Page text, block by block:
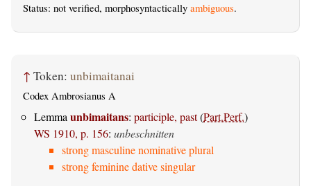
Status: not verified, morphosyntactically ambiguous.
↑ Token: unbimaitanai
Codex Ambrosianus A
Lemmaunbimaitans: participle, past(Part.Perf.)
WS 1910, p. 156: unbeschnitten
strong masculine nominative plural
strong feminine dative singular